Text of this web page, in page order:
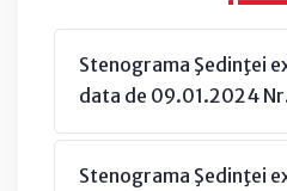
Stenograma Şedinţei
data de 09.01.2024
Stenograma Şedinţei